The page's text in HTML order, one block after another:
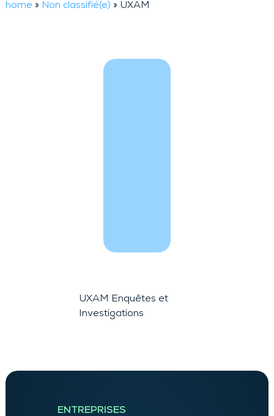
home » Non classifié(e) » UXAM
UXAM Enquêtes et
Investigations
ENTREPRISES